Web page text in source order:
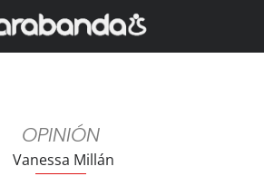
OPINIÓN
Vanessa Millán